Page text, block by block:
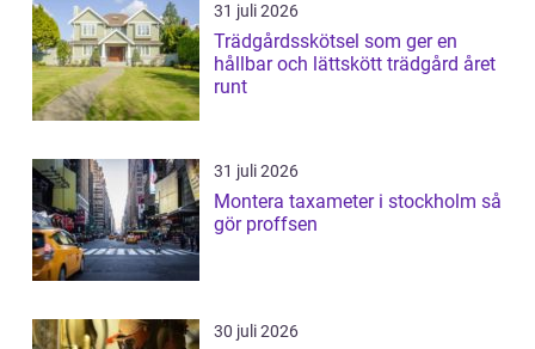
31 juli 2026
Trädgårdsskötsel som ger en
hållbar och lättskött trädgård året
runt
31 juli 2026
Montera taxameter i stockholm så
gör proffsen
30 juli 2026